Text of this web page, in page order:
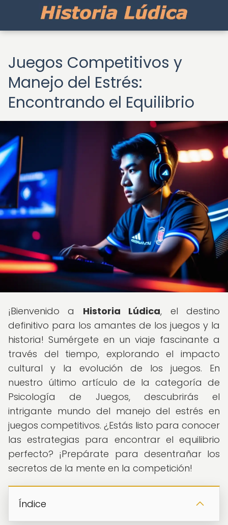
Juegos Competitivos y
Manejo del Estrés:
Encontrando el Equilibrio
¡Bienvenido a Historia Lúdica, el destino
definitivo para los amantes de los juegos y la
historia! Sumérgete en un viaje fascinante a
través del tiempo, explorando el impacto
cultural y la evolución de los juegos. En
nuestro último artículo de la categoría de
Psicología de Juegos, descubrirás el
intrigante mundo del manejo del estrés en
juegos competitivos. ¿Estás listo para conocer
las estrategias para encontrar el equilibrio
perfecto? ¡Prepárate para desentrañar los
secretos de la mente en la competición!
Índice